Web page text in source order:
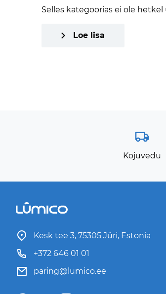
Selles kategoorias ei ole
Loe lisa
Kojuvedu
Kesk tee 3, 75305 Jüri, Estonia
+372 646 01 01
paring@lumico.ee